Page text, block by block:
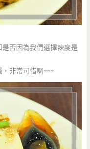
否因為我們選擇辣度是
非常可惜啊~~~